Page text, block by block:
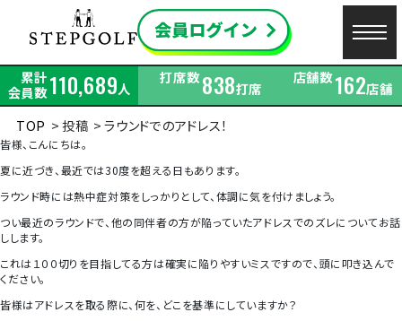
累計
会員数110,689人
打席数838打席
店舗数162店舗
TOP
投稿 ラウンドでのアドレス！
皆様、こんにちは。
夏に近づき、最近では30度を超える日もあります。
ラウンド時には熱中症対策をしっかりとして、体調に気を付けましょう。
つい最近のラウンドで、他の同伴者の方が陥っていたアドレスでのズレについてお話
しします。
これは１００切りを目指してる方は確実に陥りやすいミスですので、頭に叩き込んで
ください。
皆様はアドレスを取る際に、何を、どこを基準にしていますか？